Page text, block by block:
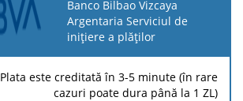
Banco Bilbao Vizcaya
Argentaria Serviciul de
inițiere a plăților
Plata este creditată în 3-5 minute (în rare
cazuri poate dura până la 1 ZL)